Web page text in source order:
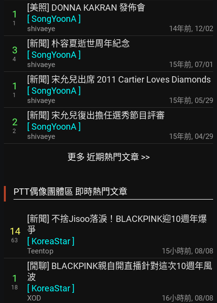
1
1
[美照] DONNA KAKRAN 發佈會
[SongYoonA ]
shivaeye 14年前, 12/02
3
4
[新聞] 朴容夏逝世周年紀念
[SongYoonA ]
shivaeye 15年前, 07/01
1
1
[新聞] 宋允兒出席 2011 Cartier Loves Diamonds
[SongYoonA ]
shivaeye 15年前, 05/29
2
2
[新聞] 宋允兒復出擔任選秀節目評審
[SongYoonA ]
shivaeye 15年前, 04/29
更多 近期熱門文章 >>
PTT偶像團體區 即時熱門文章
14
63
[新聞] 不捨Jisoo落淚！BLACKPINK迎10週年爆
爭
[ KoreaStar]
Teentop 15小時前, 08/08
1
18
[閒聊] BLACKPINK親自開直播針對這次10週年風
波
[ KoreaStar]
XOD 16小時前, 08/08